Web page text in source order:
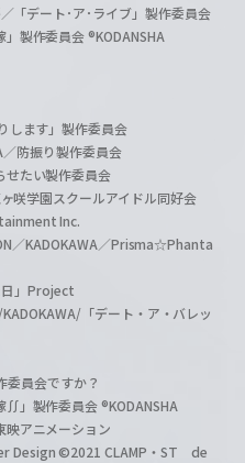
「デート･ア･ライブ」製作委員会
製作委員会 ®KODANSHA
します」製作委員会
防振り製作委員会
たい製作委員会
咲学園スクールアイドル同好会
Inc.
／KADOKAWA／Prisma☆Phanta
日」Project
「デート・ア・バレッ
委員会ですか？
」製作委員会 ®KODANSHA
アニメーション
Design ©2021 CLAMP・ST de